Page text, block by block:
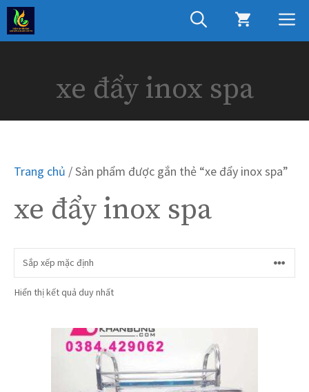
Chuyển
đến
nội
xe đẩy inox spa
Trang chủ / Sản phẩm được gắn thẻ “xe đẩy inox spa”
xe đẩy inox spa
Hiển thị kết quả duy nhất